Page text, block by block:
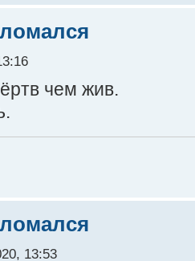
чем жив.
13:53